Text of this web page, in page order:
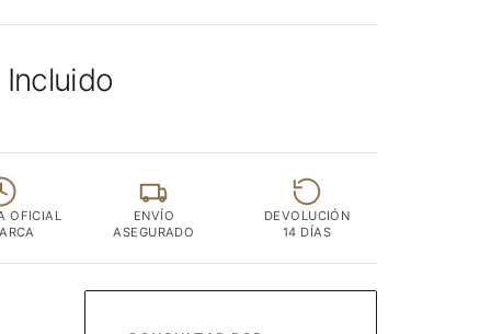
Incluido
OFICIAL
ENVÍO
ASEGURADO
DEVOLUCIÓN
14 DÍAS